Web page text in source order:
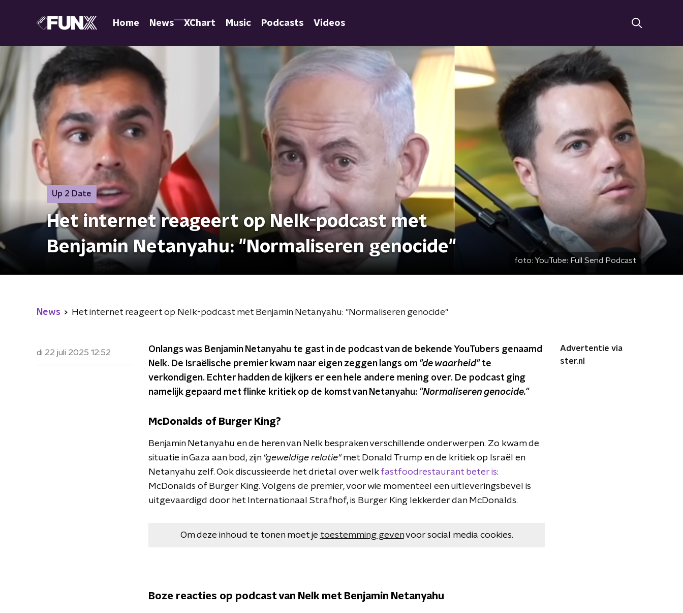
Home News XChart Music Podcasts Videos
Up 2 Date
Het internet reageert op Nelk-podcast met
Benjamin Netanyahu: "Normaliseren genocide"
foto: YouTube: Full Send Podcast
News Het internet reageert op Nelk-podcast met Benjamin Netanyahu: "Normaliseren genocide"
di 22 juli 2025 12:52
Onlangs was Benjamin Netanyahu te gast in de podcast van de bekende YouTubers genaamd
Nelk. De Israëlische premier kwam naar eigen zeggen langs om "de waarheid" te
verkondigen. Echter hadden de kijkers er een hele andere mening over. De podcast ging
namelijk gepaard met flinke kritiek op de komst van Netanyahu: "Normaliseren genocide."
McDonalds of Burger King?
Benjamin Netanyahu en de heren van Nelk bespraken verschillende onderwerpen. Zo kwam de
situatie in Gaza aan bod, zijn "geweldige relatie"met Donald Trump en de kritiek op Israël en
Netanyahu zelf. Ook discussieerde het drietal over welk fastfoodrestaurant beter is:
McDonalds of Burger King. Volgens de premier, voor wie momenteel een uitleveringsbevel is
uitgevaardigd door het Internationaal Strafhof, is Burger King lekkerder dan McDonalds.
Om deze inhoud te tonen moet je toestemming gevenvoor social media cookies.
Boze reacties op podcast van Nelk met Benjamin Netanyahu
Advertentie via
ster.nl